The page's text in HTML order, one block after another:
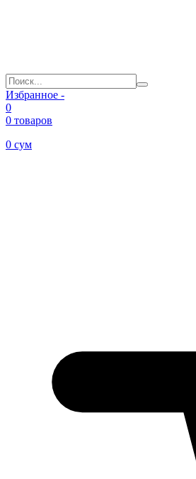
Избранное -
0
0 товаров
0 сум